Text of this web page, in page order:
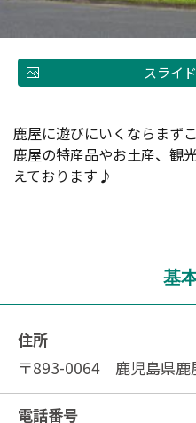
スライ
鹿屋に遊びにいくならまず
鹿屋の特産品やお土産、観
えております♪
基
住所
〒893-0064 鹿児島県鹿
電話番号